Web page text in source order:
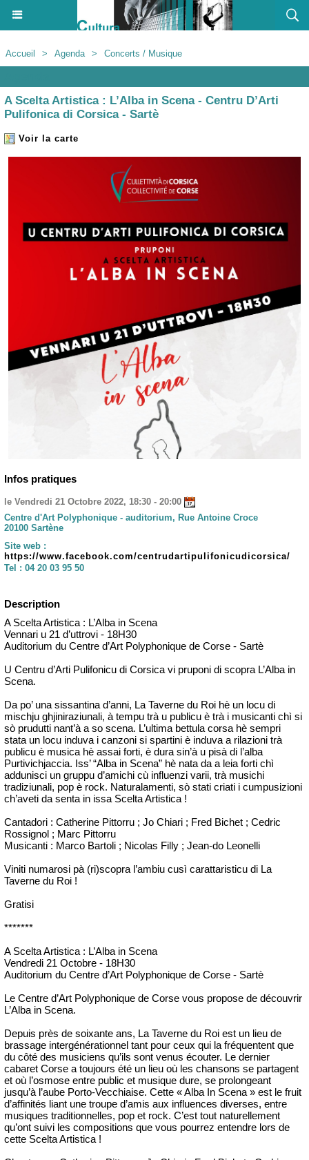
Accueil > Agenda > Concerts / Musique
A Scelta Artistica : L’Alba in Scena - Centru D’Arti
Pulifonica di Corsica - Sartè
Voir la carte
Infos pratiques
le Vendredi 21 Octobre 2022, 18:30 - 20:00
Centre d'Art Polyphonique - auditorium, Rue Antoine Croce
20100 Sartène
Site web :
https://www.facebook.com/centrudartipulifonicudicorsica/
Tel : 04 20 03 95 50
Description
A Scelta Artistica : L’Alba in Scena
Vennari u 21 d’uttrovi - 18H30
Auditorium du Centre d’Art Polyphonique de Corse - Sartè
U Centru d’Arti Pulifonicu di Corsica vi pruponi di scopra L’Alba in
Scena.
Da po’ una sissantina d’anni, La Taverne du Roi hè un locu di
mischju ghjiniraziunali, à tempu trà u publicu è trà i musicanti chì si
sò prudutti nant’à a so scena. L’ultima bettula corsa hè sempri
stata un locu induva i canzoni si spartini è induva a rilazioni trà
publicu è musica hè assai forti, è dura sin’à u pisà di l’alba
Purtivichjaccia. Iss’ “Alba in Scena” hè nata da a leia forti chì
addunisci un gruppu d’amichi cù influenzi varii, trà musichi
tradiziunali, pop è rock. Naturalamenti, sò stati criati i cumpusizioni
ch’aveti da senta in issa Scelta Artistica !
Cantadori : Catherine Pittorru ; Jo Chiari ; Fred Bichet ; Cedric
Rossignol ; Marc Pittorru
Musicanti : Marco Bartoli ; Nicolas Filly ; Jean-do Leonelli
Viniti numarosi pà (ri)scopra l’ambiu cusì carattaristicu di La
Taverne du Roi !
Gratisi
*******
A Scelta Artistica : L’Alba in Scena
Vendredi 21 Octobre - 18H30
Auditorium du Centre d’Art Polyphonique de Corse - Sartè
Le Centre d’Art Polyphonique de Corse vous propose de découvrir
L’Alba in Scena.
Depuis près de soixante ans, La Taverne du Roi est un lieu de
brassage intergénérationnel tant pour ceux qui la fréquentent que
du côté des musiciens qu’ils sont venus écouter. Le dernier
cabaret Corse a toujours été un lieu où les chansons se partagent
et où l’osmose entre public et musique dure, se prolongeant
jusqu’à l’aube Porto-Vecchiaise. Cette « Alba In Scena » est le fruit
d’affinités liant une troupe d’amis aux influences diverses, entre
musiques traditionnelles, pop et rock. C’est tout naturellement
qu’ont suivi les compositions que vous pourrez entendre lors de
cette Scelta Artistica !